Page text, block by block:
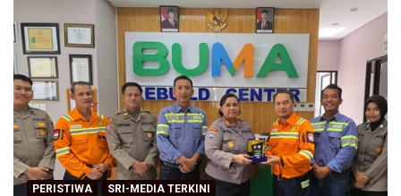
PERISTIWA SRI-MEDIA TERKINI